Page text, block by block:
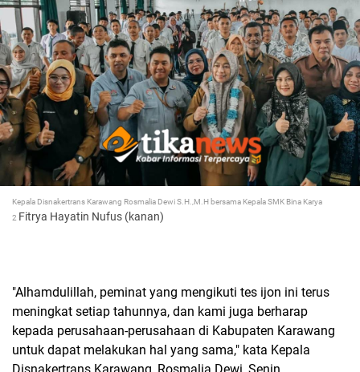
Kepala Disnakertrans Karawang Rosmalia Dewi S.H.,M.H bersama Kepala SMK Bina Karya
2 Fitrya Hayatin Nufus (kanan)
"Alhamdulillah, peminat yang mengikuti tes ijon ini terus
meningkat setiap tahunnya, dan kami juga berharap
kepada perusahaan-perusahaan di Kabupaten Karawang
untuk dapat melakukan hal yang sama," kata Kepala